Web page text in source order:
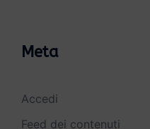
Meta
Accedi
Feed dei contenuti